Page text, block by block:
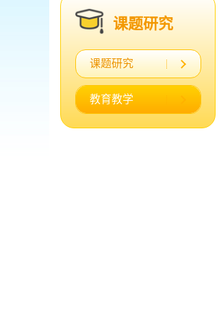
课题研究
课题研究
教育教学